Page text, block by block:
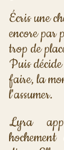
Écris une
encore par
trop de
Puis
faire, la
l'assumer.
Lyra